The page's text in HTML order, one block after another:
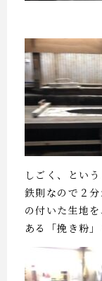
しごく、とい
鉄則なので２
の付いた生地
ある「挽き粉